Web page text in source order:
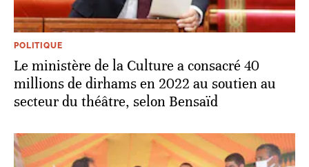
POLITIQUE
Le ministère de la Culture a consacré 40
millions de dirhams en 2022 au soutien au
secteur du théâtre, selon Bensaïd